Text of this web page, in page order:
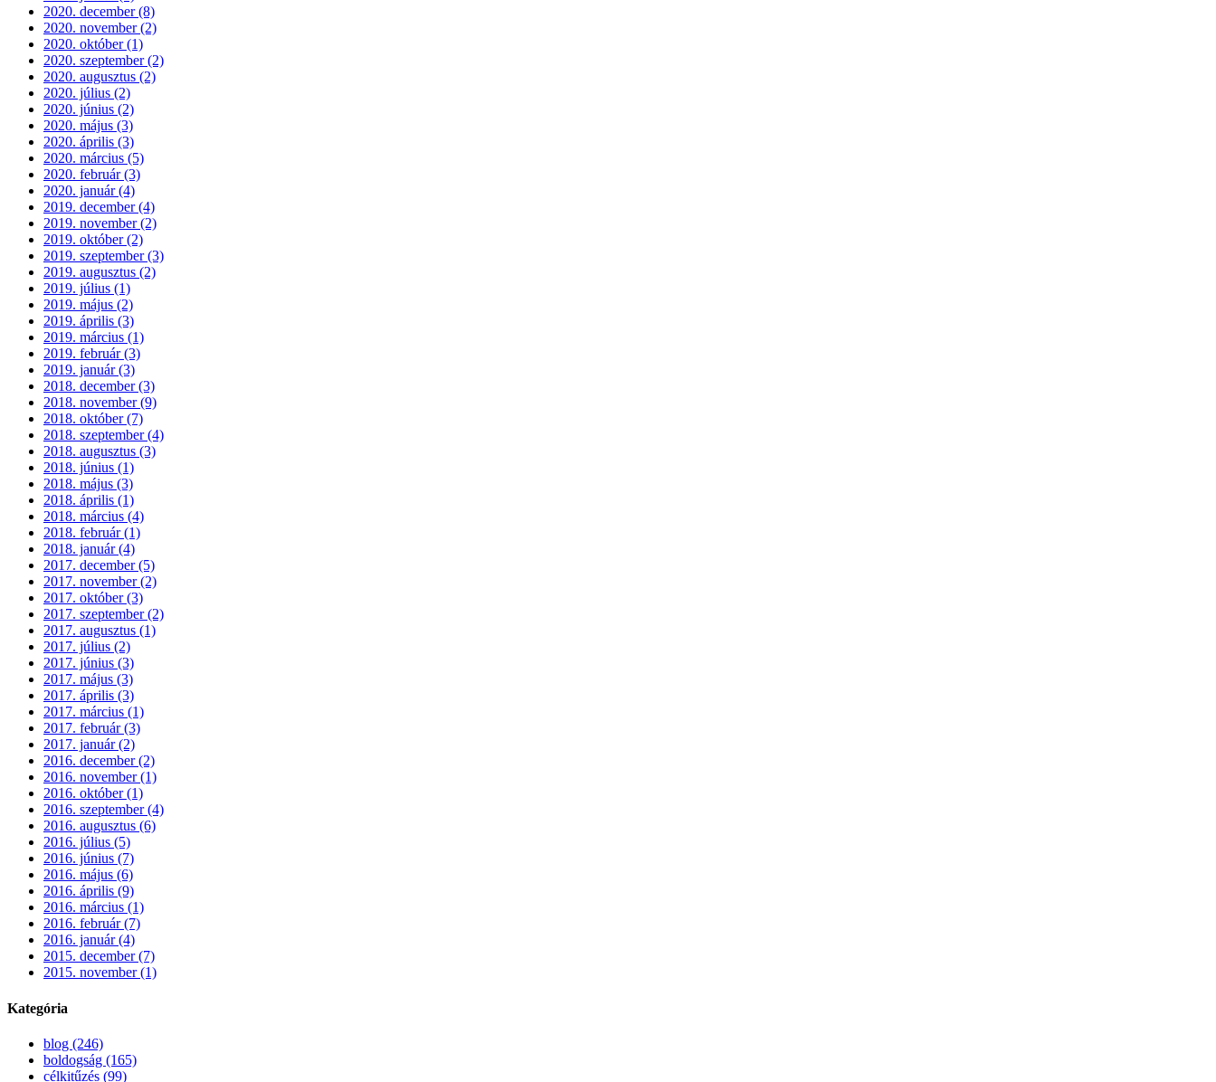
2020. december (8)
2020. november (2)
2020. október (1)
2020. szeptember (2)
2020. augusztus (2)
2020. július (2)
2020. június (2)
2020. május (3)
2020. április (3)
2020. március (5)
2020. február (3)
2020. január (4)
2019. december (4)
2019. november (2)
2019. október (2)
2019. szeptember (3)
2019. augusztus (2)
2019. július (1)
2019. május (2)
2019. április (3)
2019. március (1)
2019. február (3)
2019. január (3)
2018. december (3)
2018. november (9)
2018. október (7)
2018. szeptember (4)
2018. augusztus (3)
2018. június (1)
2018. május (3)
2018. április (1)
2018. március (4)
2018. február (1)
2018. január (4)
2017. december (5)
2017. november (2)
2017. október (3)
2017. szeptember (2)
2017. augusztus (1)
2017. július (2)
2017. június (3)
2017. május (3)
2017. április (3)
2017. március (1)
2017. február (3)
2017. január (2)
2016. december (2)
2016. november (1)
2016. október (1)
2016. szeptember (4)
2016. augusztus (6)
2016. július (5)
2016. június (7)
2016. május (6)
2016. április (9)
2016. március (1)
2016. február (7)
2016. január (4)
2015. december (7)
2015. november (1)
Kategória
blog (246)
boldogság (165)
célkitűzés (99)